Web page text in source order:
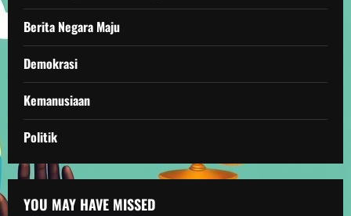
Berita Negara Maju
Demokrasi
Kemanusiaan
Politik
YOU MAY HAVE MISSED